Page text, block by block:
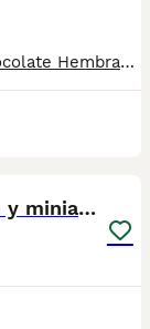
Se vende cachorritos de teckel merle chocolate Hembras.. Listas para entregar Se entrega con cartilla pasaporte Desparasitaciones al día Vacunas correspondientes a su edad Para más información escribe al whatsapp de 616121781
Comprar y vender teckel kanichen y miniatura